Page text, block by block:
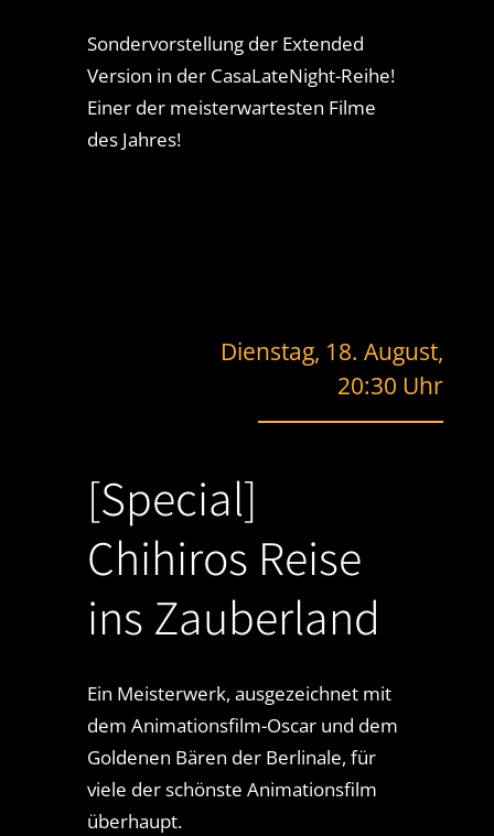
Sondervorstellung der Extended
Version in der CasaLateNight-Reihe!
Einer der meisterwartesten Filme
des Jahres!
Dienstag, 18. August,
20:30 Uhr
[Special]
Chihiros Reise
ins Zauberland
Ein Meisterwerk, ausgezeichnet mit
dem Animationsfilm-Oscar und dem
Goldenen Bären der Berlinale, für
viele der schönste Animationsfilm
überhaupt.